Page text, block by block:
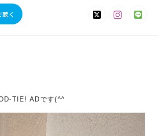
聴く
TIE! ADです(^^ゞ